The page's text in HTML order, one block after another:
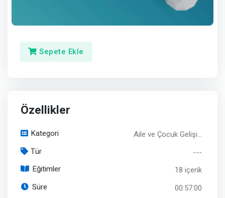
Sepete Ekle
Özellikler
Kategori Aile ve Çocuk Gelişi...
Tür ---
Eğitimler 18 içerik
Süre 00:57:00